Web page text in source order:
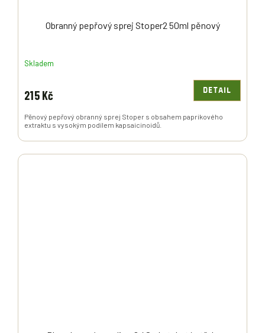
Obranný pepřový sprej Stoper2 50ml pěnový
Skladem
215 Kč DETAIL
Pěnový pepřový obranný sprej Stoper s obsahem paprikového
extraktu s vysokým podílem kapsaicinoidů.